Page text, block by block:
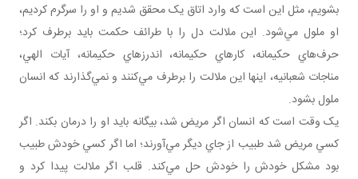
بشويم، مثل اين است که وارد اتاق يک محقق شديم و او را سرگرم کرديم،
او ملول مي‌شود. اين ملالت دل را با طرائف حکمت بايد برطرف کرد؛
حرف‌هاي حکيمانه، کارهاي حکيمانه، اندرز‌هاي حکيمانه، آيات الهي،
مناجات شعبانيه، اينها اين ملالت را برطرف مي‌کنند و نمي‌گذارند که انسان
ملول بشود.
يک وقت است که انسان اگر مريض شد، بيگانه بايد او را درمان بکند. اگر
کسي مريض شد طبيب از جاي ديگر مي‌آورند؛ اما اگر کسي خودش طبيب
بود مشکل خودش را خودش حل مي‌کند. قلب اگر ملالت پيدا کرد و